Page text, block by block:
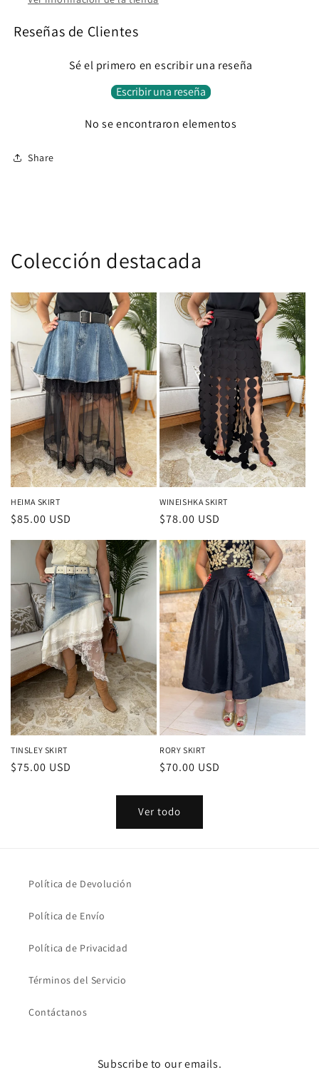
Reseñas de Clientes
Sé el primero en escribir una reseña
Escribir una reseña
No se encontraron elementos
Share
Colección destacada
HEIMA SKIRT
Precio
habitual
$85.00 USD
WINEISHKA SKIRT
Precio
habitual
$78.00 USD
TINSLEY SKIRT
Precio
$75.00 USD
RORY SKIRT
Precio
$70.00 USD
Ver todo
Política de Devolución
Política de Envío
Política de Privacidad
Términos del Servicio
Contáctanos
Subscribe to our emails.